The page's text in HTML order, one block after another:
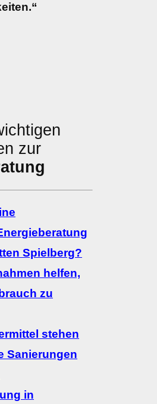
zur
Spielberg?
helfen,
zu
stehen
Sanierungen
in